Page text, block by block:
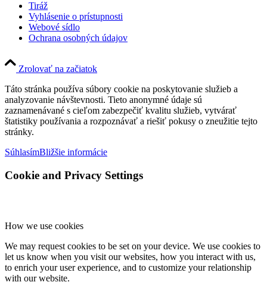
Tiráž
Vyhlásenie o prístupnosti
Webové sídlo
Ochrana osobných údajov
Zrolovať na začiatok
Táto stránka používa súbory cookie na poskytovanie služieb a
analyzovanie návštevnosti. Tieto anonymné údaje sú
zaznamenávané s cieľom zabezpečiť kvalitu služieb, vytvárať
štatistiky používania a rozpoznávať a riešiť pokusy o zneužitie tejto
stránky.
SúhlasímBližšie informácie
Cookie and Privacy Settings
How we use cookies
We may request cookies to be set on your device. We use cookies to
let us know when you visit our websites, how you interact with us,
to enrich your user experience, and to customize your relationship
with our website.